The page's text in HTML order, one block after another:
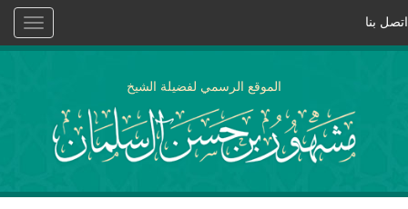
Toggle
اتصل بنا
الموقع الرسمي لفضيلة الشيخ